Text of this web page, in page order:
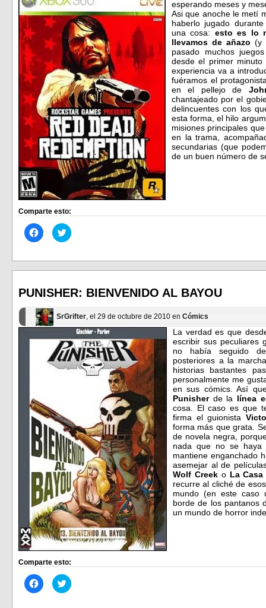
esperando meses y
Asi que anoche le metí
haberlo jugado
una cosa: esto es lo
llevamos de añazo (y
pasado muchos
desde el primer
experiencia va a
fuéramos el
en el pellejo de
chantajeado por el
delincuentes con los
esta forma, el hilo
misiones principales
en la trama,
secundarias (que
de un buen número de
Comparte esto:
Haz
clic
en
(Se
en
una
nueva)
Haz
clic
en
(Se
en
una
nueva)
PUNISHER: BIENVENIDO AL BAYOU
SrGrifter, el 29 de octubre de 2010 en Cómics
La verdad es que
escribir sus peculiares
no había seguido
posteriores a la
historias bastantes
personalmente me
en sus cómics. Así
Punisherde la línea
cosa. El caso es que
firma el guionista
forma más que grata.
de novela negra,
nada que no se
mantiene enganchado
asemejar al de
Wolf Creeko La
recurre al cliché de
mundo (en este caso
borde de los pantanos
un mundo de horror
Comparte esto:
Haz
clic
Haz
clic